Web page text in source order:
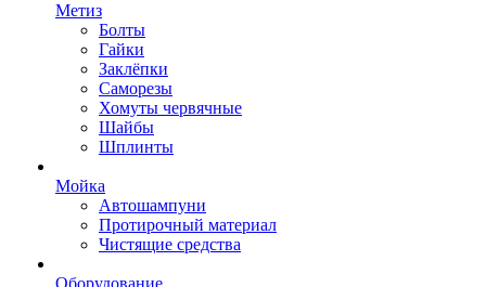
Метиз
Болты
Гайки
Заклёпки
Саморезы
Хомуты червячные
Шайбы
Шплинты
Мойка
Автошампуни
Протирочный материал
Чистящие средства
Оборудование